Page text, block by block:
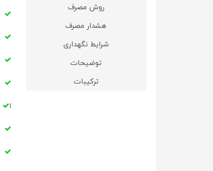
روش مصرف
هشدار مصرف
شرایط نگهداری
توضیحات
ترکیبات
1. :حاوی 400 میلی گرم اس-آدنوزیل-ال-متیونین در هر کپسول